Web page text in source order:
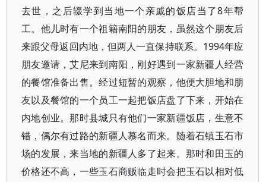
去世，之后辍学到当地一个亲戚的饭店当了8年帮
工。他儿时有一个祖籍南阳的朋友，虽然这个朋友后
来跟父母返回内地，但两人一直保持联系。1994年应
朋友邀请，艾尼来到南阳，刚好遇到一家新疆人经营
的餐馆准备出售。经过短暂的观察，他便大胆地和朋
友以及餐馆的一个员工一起把饭店盘了下来，开始在
内地创业。那时县城只有他们一家新疆饭店，生意不
错，偶尔有过路的新疆人慕名而来。随着石镇玉石市
场的发展，来当地的新疆人多了起来。那时和田玉的
价格还不高，一些玉石商贩临走时会把玉石以相对低